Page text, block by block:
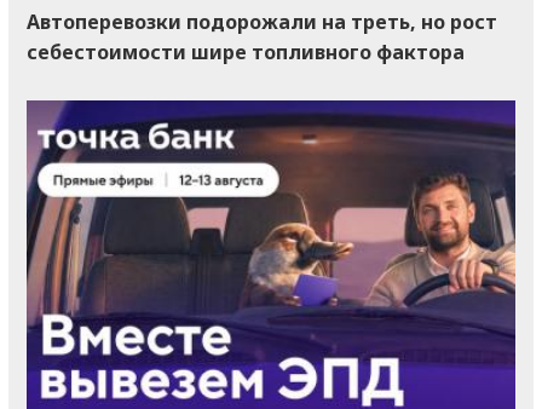
Автоперевозки подорожали на треть, но рост
себестоимости шире топливного фактора